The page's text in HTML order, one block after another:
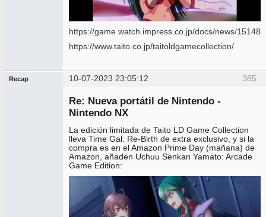
https://game.watch.impress.co.jp/docs/news/
https://www.taito.co.jp/taitoldgamecollection/
385
Recap 10-07-2023 23:05:12
Re: Nueva portátil de Nintendo -
Nintendo NX
La edición limitada de Taito LD Game Collection
lleva Time Gal: Re-Birth de extra exclusivo, y si la
compra es en el Amazon Prime Day (mañana) de
Amazon, añaden Uchuu Senkan Yamato: Arcade
Game Edition: